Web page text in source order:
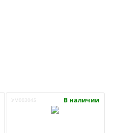
УМ003045 В наличии